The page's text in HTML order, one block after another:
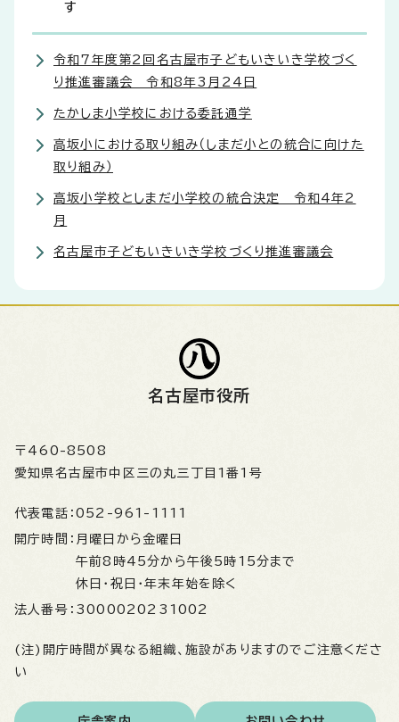
す
令和7年度第2回名古屋市子どもいきいき学校づく
り推進審議会 令和8年3月24日
たかしま小学校における委託通学
高坂小における取り組み（しまだ小との統合に向けた
取り組み）
高坂小学校としまだ小学校の統合決定 令和4年2
月
名古屋市子どもいきいき学校づくり推進審議会
名古屋市役所
〒460-8508
愛知県名古屋市中区三の丸三丁目1番1号
代表電話： 052-961-1111
開庁時間： 月曜日から金曜日
午前8時45分から午後5時15分まで
休日・祝日・年末年始を除く
法人番号： 3000020231002
(注)開庁時間が異なる組織、施設がありますのでご注意くださ
い